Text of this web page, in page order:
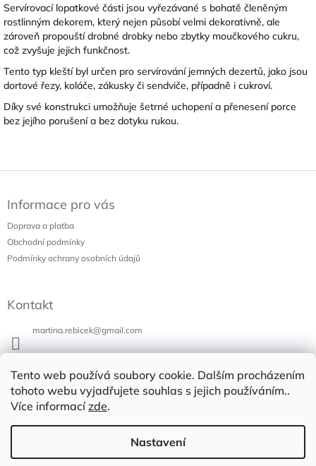
Tento web používá soubory cookie. Dalším procházením
tohoto webu vyjadřujete souhlas s jejich používáním..
Více informacízde.
Nastavení
Servírovací lopatkové části jsou vyřezávané s bohatě členěným
rostlinným dekorem, který nejen působí velmi dekorativně, ale
zároveň propouští drobné drobky nebo zbytky moučkového cukru,
což zvyšuje jejich funkčnost.
Tento typ kleští byl určen pro servírování jemných dezertů, jako jsou
dortové řezy, koláče, zákusky či sendviče, případně i cukroví.
Díky své konstrukci umožňuje šetrné uchopení a přenesení porce
bez jejího porušení a bez dotyku rukou.
Informace pro vás
Doprava a platba
Obchodní podmínky
Podmínky ochrany osobních údajů
Kontakt
martina.rebicek@gmail.com
Bazar v Poli
bazarvpoli